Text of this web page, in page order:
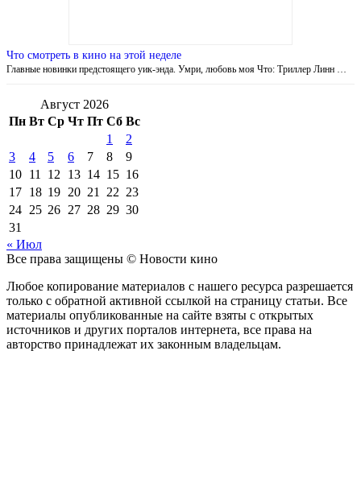
Что смотреть в кино на этой неделе
Главные новинки предстоящего уик-энда. Умри, любовь моя Что: Триллер Линн …
Август 2026
Пн Вт Ср Чт Пт Сб Вс
1
2
3
4 5 6 7 8
9
10 11 12 13 14 15 16
17 18 19 20 21 22 23
24 25 26 27 28 29 30
31
« Июл
Все права защищены © Новости кино
Любое копирование материалов с нашего ресурса разрешается
только с обратной активной ссылкой на страницу статьи. Все
материалы опубликованные на сайте взяты с открытых
источников и других порталов интернета, все права на
авторство принадлежат их законным владельцам.